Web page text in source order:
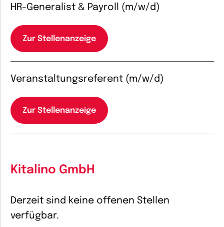
HR-Generalist & Payroll (m/w/d)
Zur Stellenanzeige
Veranstaltungsreferent (m/w/d)
Zur Stellenanzeige
Kitalino GmbH
Derzeit sind keine offenen Stellen
verfügbar.